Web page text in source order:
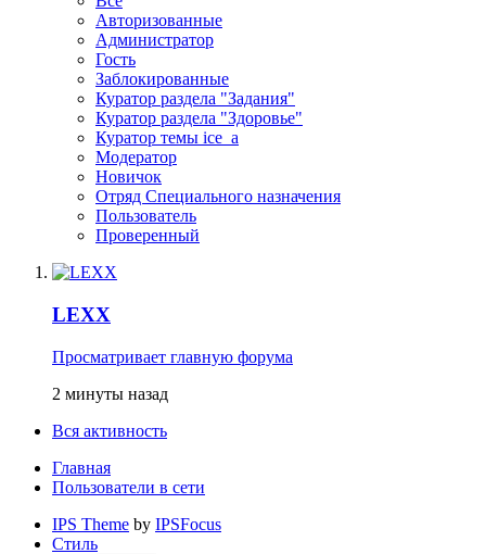
Авторизованные
Администратор
Гость
Заблокированные
Куратор раздела "Задания"
Куратор раздела "Здоровье"
Куратор темы ice_a
Модератор
Новичок
Отряд Специального назначения
Пользователь
Проверенный
LEXX
Просматривает главную форума
2 минуты назад
Вся активность
Главная
Пользователи в сети
IPS Theme by IPSFocus
Стиль